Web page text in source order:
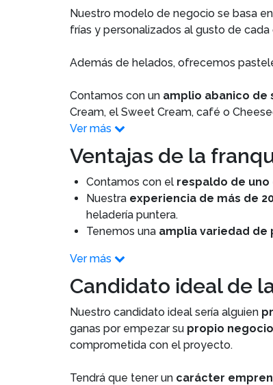
Nuestro modelo de negocio se basa
frías y personalizados al gusto de cada
Además de helados, ofrecemos
Contamos con un amplio abanico de
Cream, el Sweet Cream, café o
Ver más
Ventajas de la
Contamos con el respaldo de
Nuestra experiencia de más de
heladería puntera.
Tenemos una amplia variedad de
Ver más
Candidato ideal de
Nuestro candidato ideal sería alguien
ganas por empezar su propio negocio
comprometida con el proyecto.
Tendrá que tener un carácter